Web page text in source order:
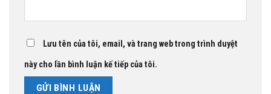
Lưu tên của tôi, email, và trang web trong trình duyệt
này cho lần bình luận kế tiếp của tôi.